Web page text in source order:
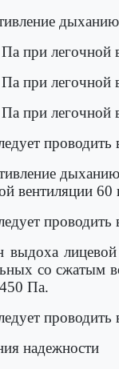
при
при
при
вентиляции
выдоха лицевой
со сжатым
Па.
надежности